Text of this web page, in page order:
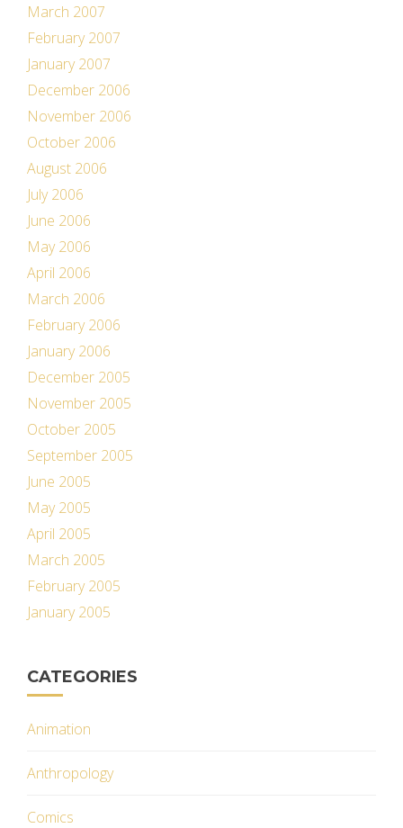
March 2007
February 2007
January 2007
December 2006
November 2006
October 2006
August 2006
July 2006
June 2006
May 2006
April 2006
March 2006
February 2006
January 2006
December 2005
November 2005
October 2005
September 2005
June 2005
May 2005
April 2005
March 2005
February 2005
January 2005
CATEGORIES
Animation
Anthropology
Comics